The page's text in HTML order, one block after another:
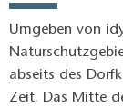
Umgeben von
abseits des
Zeit. Das Mitte